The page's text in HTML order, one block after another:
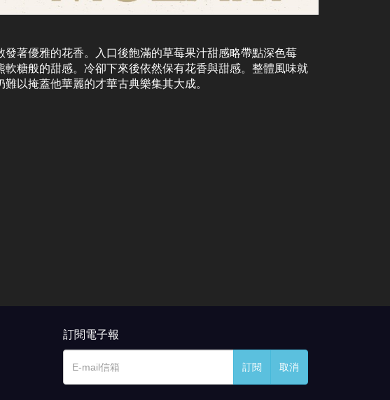
著優雅的花香。入口後飽滿的草莓果汁甜感略帶點深色莓
糖般的甜感。冷卻下來後依然保有花香與甜感。整體風味就
以掩蓋他華麗的才華古典樂集其大成。
訂閱電子報
訂閱 取消